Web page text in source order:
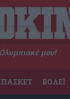
μου!
ΒΟΛΕΪ